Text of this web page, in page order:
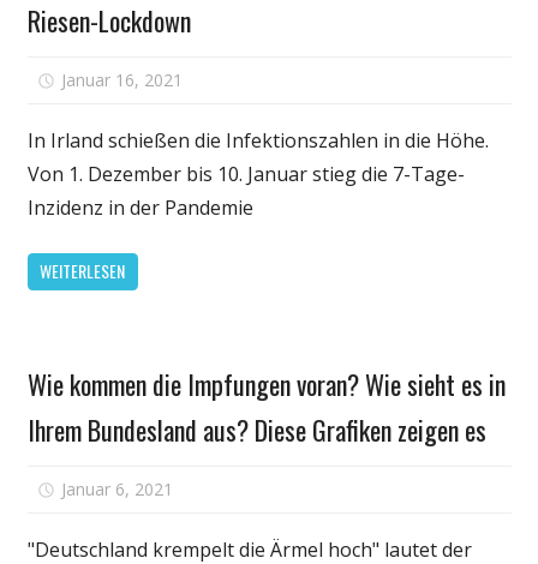
Riesen-Lockdown
Januar 16, 2021
Corona-
treibt
In Irland schießen die Infektionszahlen in die Höhe.
Von 1. Dezember bis 10. Januar stieg die 7-Tage-
Inzidenz in der Pandemie
WEITERLESEN
Wie kommen die Impfungen voran? Wie sieht es in
Ihrem Bundesland aus? Diese Grafiken zeigen es
Januar 6, 2021
kommen
"Deutschland krempelt die Ärmel hoch" lautet der